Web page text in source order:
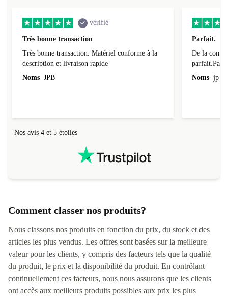
vérifié
Très bonne transaction
Très bonne transaction. Matériel conforme à la
description et livraison rapide
Noms JPB
Parfait.
De la
Noms jp
Nos avis 4 et 5 étoiles
Comment classer nos produits?
Nous classons nos produits en fonction du prix, du stock et des
articles les plus vendus. Les offres sont basées sur la meilleure
valeur pour les clients, y compris des facteurs tels que la qualité
du produit, le prix et la disponibilité du produit. En contrôlant
continuellement ces facteurs, nous nous assurons que les clients
ont accès aux meilleurs produits possibles aux prix les plus